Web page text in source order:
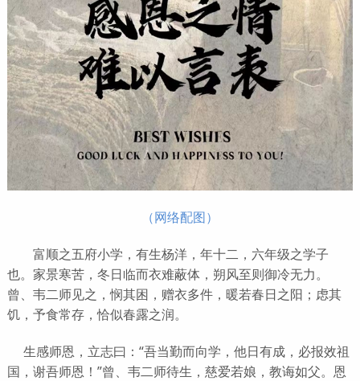
（网络配图）
富顺之五府小学，有生杨洋，年十二，六年级之学子
也。家景寒苦，冬日临而衣难蔽体，朔风至则御冷无力。
曾、韦二师见之，悯其困，赠衣多件，暖若春日之阳；虑其
饥，予食常存，恰似春露之润。
生感师恩，立志曰：“吾当勤而向学，他日有成，必报效祖
国，谢吾师恩！”曾、韦二师待生，慈爱若娘，教诲如父。恩